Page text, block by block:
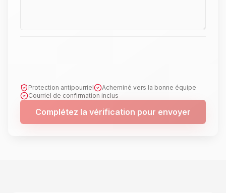
Protection antipourriel
Acheminé vers la bonne équipe
Courriel de confirmation inclus
Complétez la vérification pour envoyer